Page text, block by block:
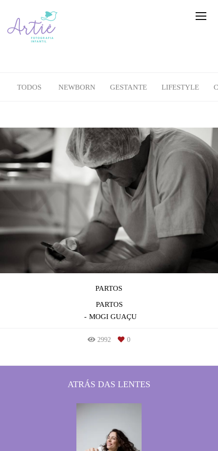
TODOS NEWBORN GESTANTE LIFESTYLE
PARTOS
PARTOS
MOGI GUAÇU
2992 0
ATRÁS DAS LENTES